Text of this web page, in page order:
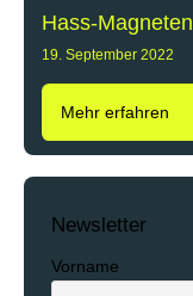
Hass-Magneten
19. September 2022
Mehr erfahren
Newsletter
Vorname